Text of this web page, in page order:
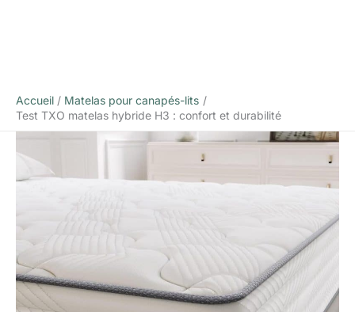
Accueil
Matelas pour canapés-lits
Test TXO matelas hybride H3 : confort et durabilité